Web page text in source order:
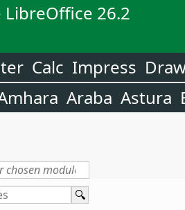
LibreOffice 26.2
Calc Impress
Araba Astura